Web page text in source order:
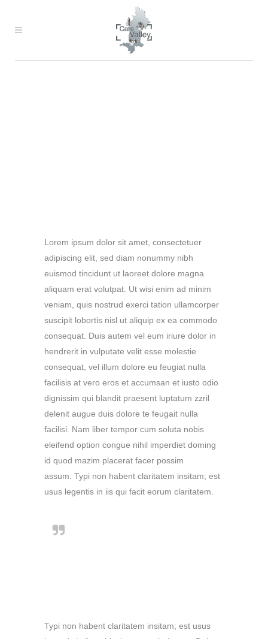
Lorem ipsum dolor sit amet, consectetuer
adipiscing elit, sed diam nonummy nibh
euismod tincidunt ut laoreet dolore magna
aliquam erat volutpat. Ut wisi enim ad minim
veniam, quis nostrud exerci tation ullamcorper
suscipit lobortis nisl ut aliquip ex ea commodo
consequat. Duis autem vel eum iriure dolor in
hendrerit in vulputate velit esse molestie
consequat, vel illum dolore eu feugiat nulla
facilisis at vero eros et accumsan et iusto odio
dignissim qui blandit praesent luptatum zzril
delenit augue duis dolore te feugait nulla
facilisi. Nam liber tempor cum soluta nobis
eleifend option congue nihil imperdiet doming
id quod mazim placerat facer possim
assum. Typi non habent claritatem insitam; est
usus legentis in iis qui facit eorum claritatem.
Typi non habent claritatem insitam; est usus